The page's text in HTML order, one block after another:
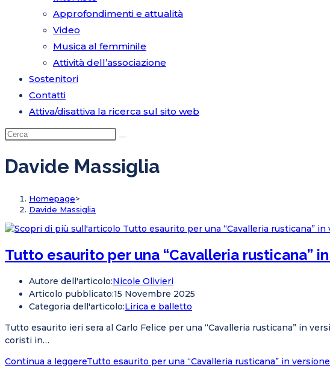
Approfondimenti e attualità
Video
Musica al femminile
Attività dell’associazione
Sostenitori
Contatti
Attiva/disattiva la ricerca sul sito web
Davide Massiglia
Homepage>
Davide Massiglia
Tutto esaurito per una “Cavalleria rusticana”
Autore dell'articolo:Nicole Olivieri
Articolo pubblicato:15 Novembre 2025
Categoria dell'articolo:Lirica e balletto
Tutto esaurito ieri sera al Carlo Felice per una “Cavalleria rusticana” in
coristi in…
Continua a leggereTutto esaurito per una “Cavalleria rusticana” in